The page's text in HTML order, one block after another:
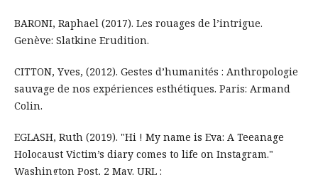
BARONI, Raphael (2017). Les rouages de l’intrigue.
Genève: Slatkine Erudition.
CITTON, Yves, (2012). Gestes d’humanités : Anthropologie
sauvage de nos expériences esthétiques. Paris: Armand
Colin.
EGLASH, Ruth (2019). "Hi ! My name is Eva: A Teeanage
Holocaust Victim’s diary comes to life on Instagram."
Washington Post, 2 May. URL :